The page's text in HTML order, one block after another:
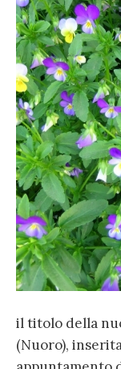
il titolo della
(Nuoro),